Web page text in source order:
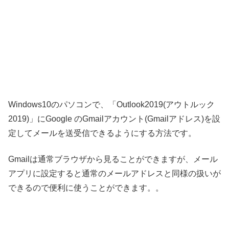
Windows10のパソコンで、「Outlook2019(アウトルック
2019)」にGoogle のGmailアカウント(Gmailアドレス)を設
定してメールを送受信できるようにする方法です。
Gmailは通常ブラウザから見ることができますが、メール
アプリに設定すると通常のメールアドレスと同様の扱いが
できるので便利に使うことができます。。